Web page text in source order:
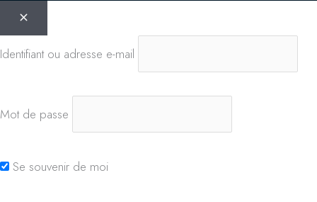
Identifiant ou adresse e-mail
Mot de passe
Se souvenir de moi